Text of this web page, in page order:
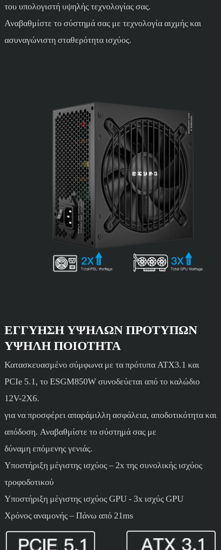
του υπολογιστή υψηλής τεχνολογίας σας.
Αναβαθμίστε το σύστημά σας με τεχνολογία αιχμής και
ασυναγώνιστη σταθερότητα ισχύος.
ΕΓΓΎΗΣΗ ΥΨΗΛΏΝ ΠΡΟΤΎΠΩΝ
ΥΨΗΛΉ ΠΟΙΌΤΗΤΑ
Κατασκευασμένο σύμφωνα με τα πρότυπα ATX3.1 και
PCIe 5.1, το ESGM850W συνοδεύεται από το καλώδιο
12V-2X6.
για να προσφέρει απαράμιλλη ασφάλεια, αποδοτικότητα και
απόδοση. Αναβαθμίστε το σύστημά σας με
δύναμη επόμενης γενιάς.
Υποστήριξη μέγιστης ισχύος – 2x της συνολικής ισχύος
τροφοδοτικού
Υποστήριξη μέγιστης ισχύος GPU - 3x ισχύς GPU
Χρόνος αναμονής – Πάνω από 21ms